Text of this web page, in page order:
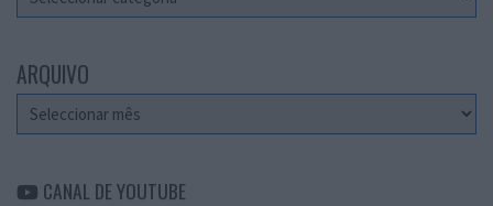
ARQUIVO
Arquivo
CANAL DE YOUTUBE